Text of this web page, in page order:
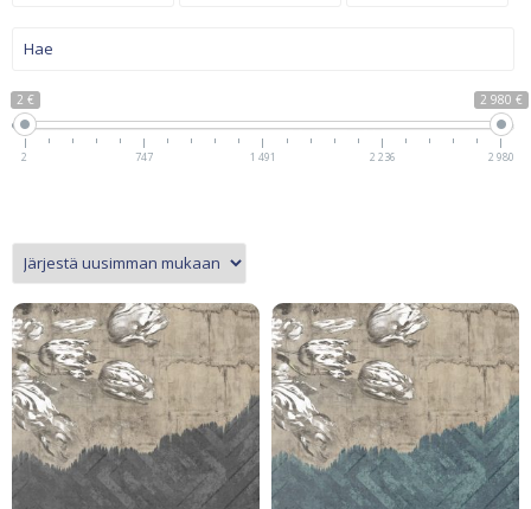
2 € 2 980 €
2 747 1 491 2 236 2 980